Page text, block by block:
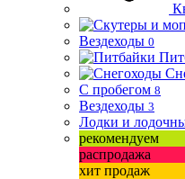
Вездеходы 0
С пробегом 8
Вездеходы 3
Лодки и
рекомендуем
распродажа
хит продаж